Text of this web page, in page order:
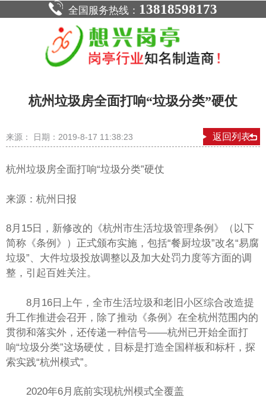
全国服务热线： 13818598173
杭州垃圾房全面打响“垃圾分类”硬仗
返回列表
来源： 日期：2019-8-17 11:38:23
杭州垃圾房全面打响“垃圾分类”硬仗
来源：杭州日报
8月15日，新修改的《杭州市生活垃圾管理条例》（以下
简称《条例》）正式颁布实施，包括“餐厨垃圾”改名“易腐
垃圾”、大件垃圾投放调整以及加大处罚力度等方面的调
整，引起百姓关注。
8月16日上午，全市生活垃圾和老旧小区综合改造提
升工作推进会召开，除了推动《条例》在全杭州范围内的
贯彻和落实外，还传递一种信号——杭州已开始全面打
响“垃圾分类”这场硬仗，目标是打造全国样板和标杆，探
索实践“杭州模式”。
2020年6月底前实现杭州模式全覆盖